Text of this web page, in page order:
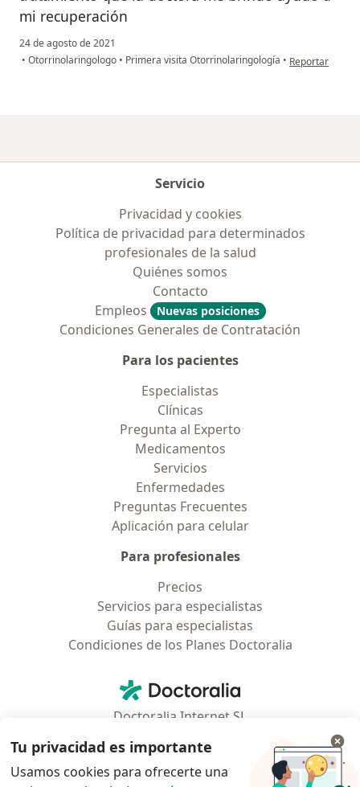
mi recuperación
24 de agosto de 2021
• Otorrinolaringologo • Primera visita Otorrinolaringología • en opinión del
Reportar
Servicio
Privacidad y cookies
Política de privacidad para determinados
profesionales de la salud
Quiénes somos
Contacto
Empleos
Nuevas posiciones
Condiciones Generales de Contratación
Para los pacientes
Especialistas
Clínicas
Pregunta al Experto
Medicamentos
Servicios
Enfermedades
Preguntas Frecuentes
Aplicación para celular
Para profesionales
Precios
Servicios para especialistas
Guías para especialistas
Condiciones de los Planes Doctoralia
Doctoralia - Página de inicio
Doctoralia Internet SL
08019 Barcelona, Spain
Tu privacidad es importante
Usamos cookies para ofrecerte una